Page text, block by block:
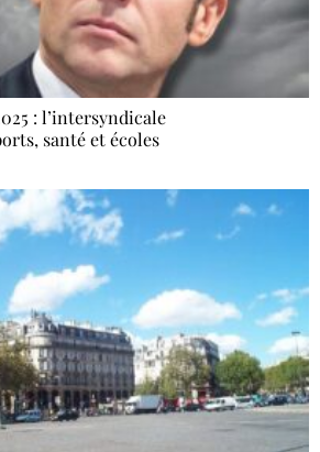
: l’intersyndicale
santé et écoles